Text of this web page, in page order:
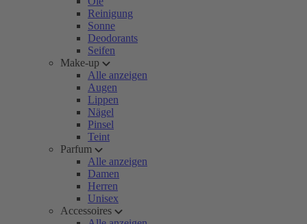
Reinigung
Sonne
Deodorants
Seifen
Make-up
Alle anzeigen
Augen
Lippen
Nägel
Pinsel
Teint
Parfum
Alle anzeigen
Damen
Herren
Unisex
Accessoires